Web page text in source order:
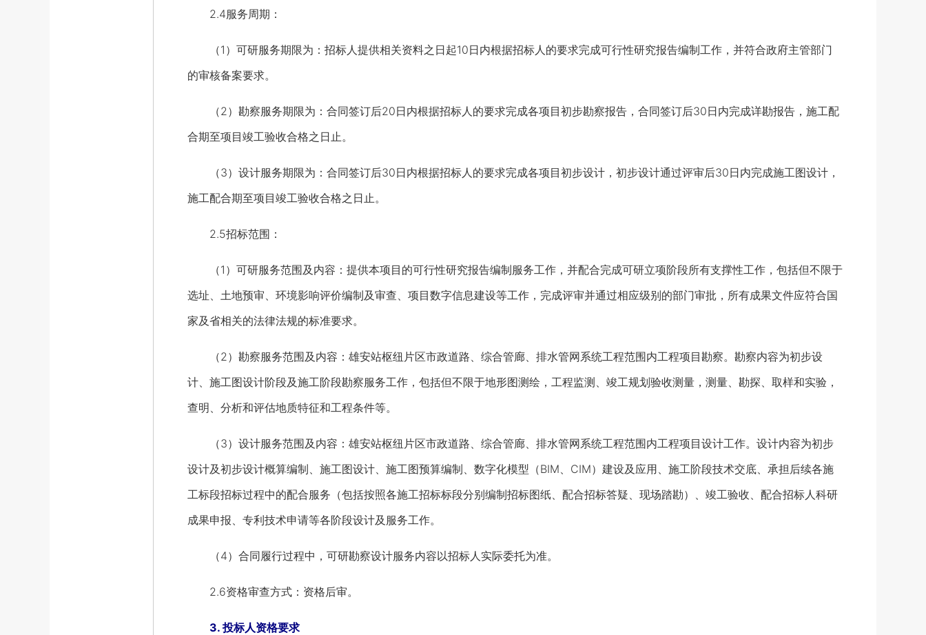
2.4服务周期：
（1）可研服务期限为：招标人提供相关资料之日起10日内根据招标人的要求完成可行性研究报告编制工作，并符合政府主管部门
的审核备案要求。
（2）勘察服务期限为：合同签订后20日内根据招标人的要求完成各项目初步勘察报告，合同签订后30日内完成详勘报告，施工配
合期至项目竣工验收合格之日止。
（3）设计服务期限为：合同签订后30日内根据招标人的要求完成各项目初步设计，初步设计通过评审后30日内完成施工图设计，
施工配合期至项目竣工验收合格之日止。
2.5招标范围：
（1）可研服务范围及内容：提供本项目的可行性研究报告编制服务工作，并配合完成可研立项阶段所有支撑性工作，包括但不限于
选址、土地预审、环境影响评价编制及审查、项目数字信息建设等工作，完成评审并通过相应级别的部门审批，所有成果文件应符合国
家及省相关的法律法规的标准要求。
（2）勘察服务范围及内容：雄安站枢纽片区市政道路、综合管廊、排水管网系统工程范围内工程项目勘察。勘察内容为初步设
计、施工图设计阶段及施工阶段勘察服务工作，包括但不限于地形图测绘，工程监测、竣工规划验收测量，测量、勘探、取样和实验，
查明、分析和评估地质特征和工程条件等。
（3）设计服务范围及内容：雄安站枢纽片区市政道路、综合管廊、排水管网系统工程范围内工程项目设计工作。设计内容为初步
设计及初步设计概算编制、施工图设计、施工图预算编制、数字化模型（BIM、CIM）建设及应用、施工阶段技术交底、承担后续各施
工标段招标过程中的配合服务（包括按照各施工招标标段分别编制招标图纸、配合招标答疑、现场踏勘）、竣工验收、配合招标人科研
成果申报、专利技术申请等各阶段设计及服务工作。
（4）合同履行过程中，可研勘察设计服务内容以招标人实际委托为准。
2.6资格审查方式：资格后审。
3. 投标人资格要求